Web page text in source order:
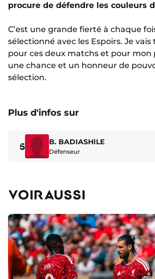
procure de défendre les couleurs
C’est une grande fierté à chaque
sélectionné avec les Espoirs. Je
pour ces deux matchs et pour mon
une chance et un honneur de
sélection.
Plus d'infos sur
5 B. BADIASHILE
Défenseur
VOIR AUSSI